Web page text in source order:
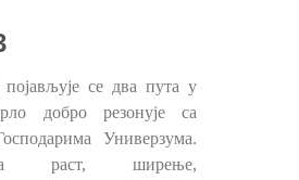
појављује се два пута у
добро резонује са
Универзума.
раст, ширење,